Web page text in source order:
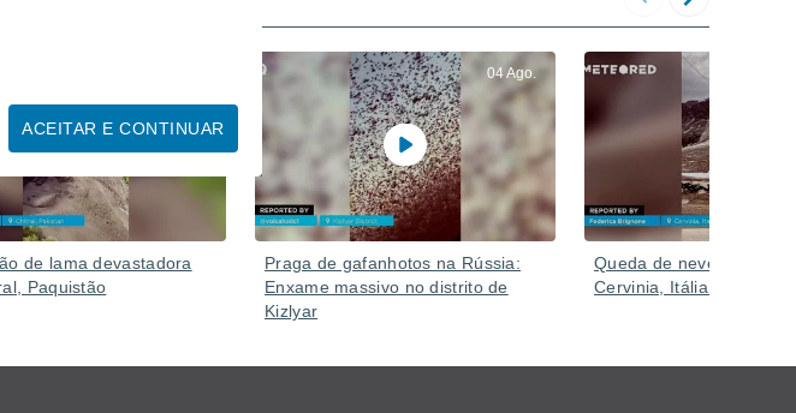
ACEITAR E CONTINUAR
de lama devastadora
Paquistão
04 Ago.
Praga de gafanhotos na Rússia:
Enxame massivo no distrito de
Kizlyar
Queda de neve
Cervinia, Itália.